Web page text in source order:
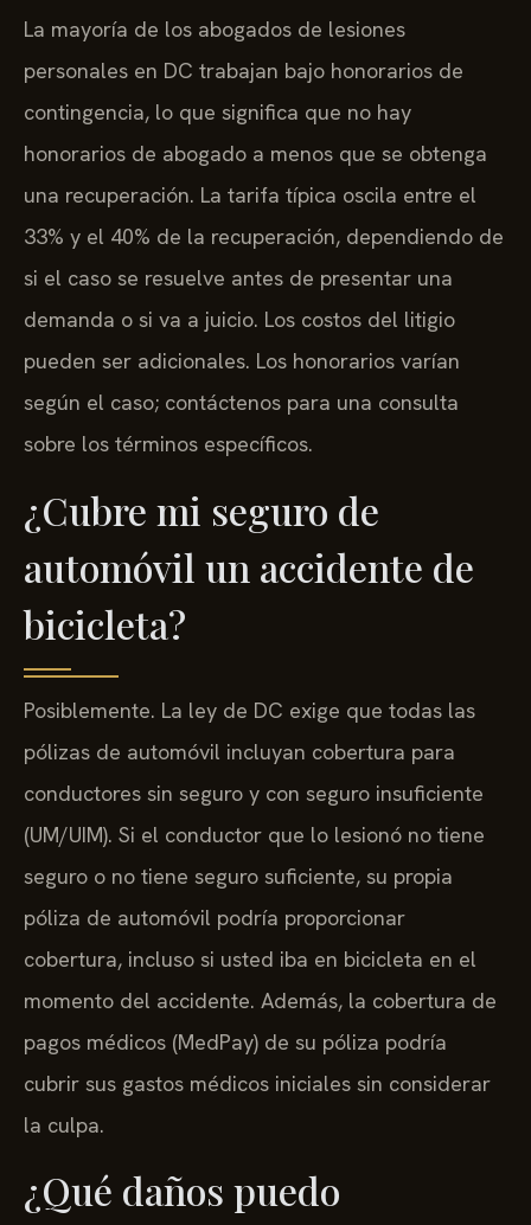
La mayoría de los abogados de lesiones
personales en DC trabajan bajo honorarios de
contingencia, lo que significa que no hay
honorarios de abogado a menos que se obtenga
una recuperación. La tarifa típica oscila entre el
33% y el 40% de la recuperación, dependiendo de
si el caso se resuelve antes de presentar una
demanda o si va a juicio. Los costos del litigio
pueden ser adicionales. Los honorarios varían
según el caso; contáctenos para una consulta
sobre los términos específicos.
¿Cubre mi seguro de
automóvil un accidente de
bicicleta?
Posiblemente. La ley de DC exige que todas las
pólizas de automóvil incluyan cobertura para
conductores sin seguro y con seguro insuficiente
(UM/UIM). Si el conductor que lo lesionó no tiene
seguro o no tiene seguro suficiente, su propia
póliza de automóvil podría proporcionar
cobertura, incluso si usted iba en bicicleta en el
momento del accidente. Además, la cobertura de
pagos médicos (MedPay) de su póliza podría
cubrir sus gastos médicos iniciales sin considerar
la culpa.
¿Qué daños puedo